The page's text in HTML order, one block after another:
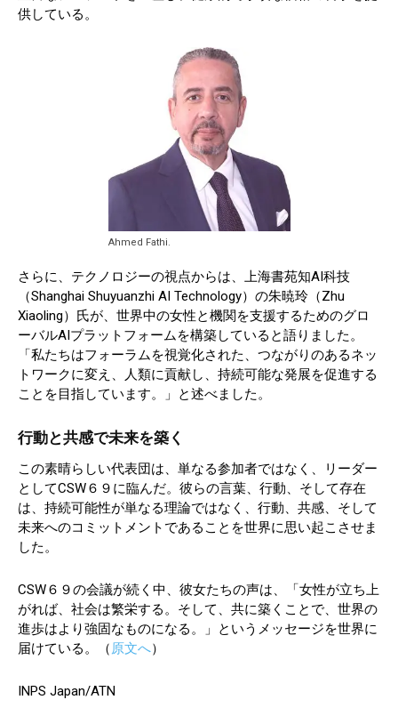
供している。
Ahmed Fathi.
さらに、テクノロジーの視点からは、上海書苑知AI科技
（Shanghai Shuyuanzhi AI Technology）の朱暁玲（Zhu
Xiaoling）氏が、世界中の女性と機関を支援するためのグロ
ーバルAIプラットフォームを構築していると語りました。
「私たちはフォーラムを視覚化された、つながりのあるネッ
トワークに変え、人類に貢献し、持続可能な発展を促進する
ことを目指しています。」と述べました。
行動と共感で未来を築く
この素晴らしい代表団は、単なる参加者ではなく、リーダー
としてCSW６９に臨んだ。彼らの言葉、行動、そして存在
は、持続可能性が単なる理論ではなく、行動、共感、そして
未来へのコミットメントであることを世界に思い起こさせま
した。
CSW６９の会議が続く中、彼女たちの声は、「女性が立ち上
がれば、社会は繁栄する。そして、共に築くことで、世界の
進歩はより強固なものになる。」というメッセージを世界に
届けている。（原文へ）
INPS Japan/ATN